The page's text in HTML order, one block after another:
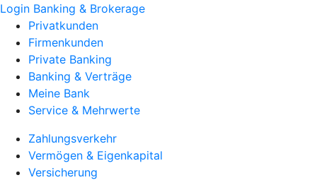
Login Banking & Brokerage
Privatkunden
Firmenkunden
Private Banking
Banking & Verträge
Meine Bank
Service & Mehrwerte
Zahlungsverkehr
Vermögen & Eigenkapital
Versicherung